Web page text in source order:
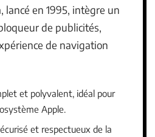
lancé en 1995, intègre un
de publicités,
de navigation
et polyvalent, idéal pour
Apple.
et respectueux de la